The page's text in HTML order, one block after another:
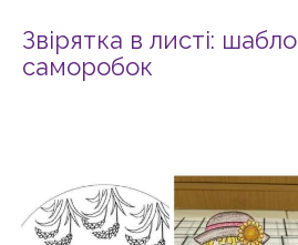
Звірятка в листі:
саморобок